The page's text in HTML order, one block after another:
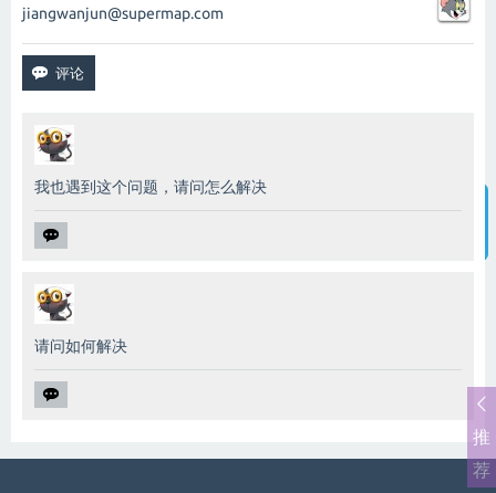
jiangwanjun@supermap.com
我也遇到这个问题，请问怎么解决
请问如何解决